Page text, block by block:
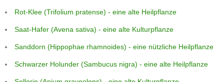
Rot-Klee (Trifolium pratense) - eine alte Heilpflanze
Saat-Hafer (Avena sativa) - eine alte Kulturpflanze
Sanddorn (Hippophae rhamnoides) - eine nützliche Heilpflanze
Schwarzer Holunder (Sambucus nigra) - eine alte Heilpflanze